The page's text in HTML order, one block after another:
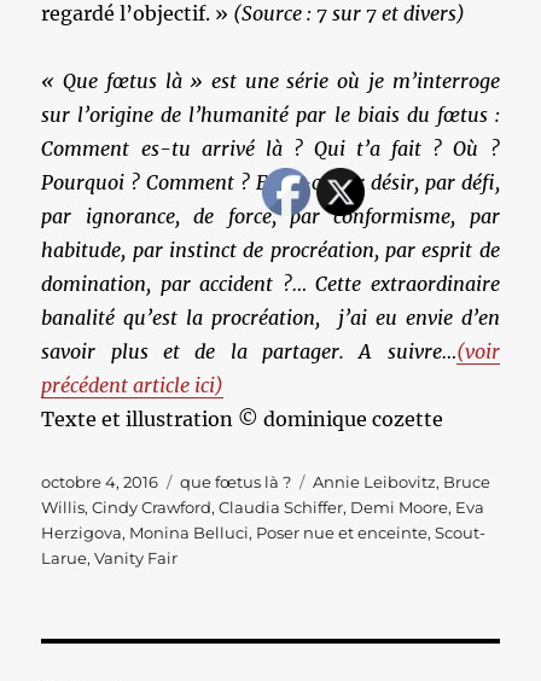
regardé l’objectif. » (Source : 7 sur 7 et divers)
« Que fœtus là » est une série où je m’interroge
sur l’origine de l’humanité par le biais du fœtus :
Comment es-tu arrivé là ? Qui t’a fait ? Où ?
Pourquoi ? Comment ? Etait-ce par désir, par défi,
par ignorance, de force, par conformisme, par
habitude, par instinct de procréation, par esprit de
domination, par accident ?… Cette extraordinaire
banalité qu’est la procréation, j’ai eu envie d’en
savoir plus et de la partager. A suivre…(voir
précédent article ici)
Texte et illustration © dominique cozette
Publié
le
octobre 4, 2016 Catégories
que fœtus là ? Étiquettes
Annie Leibovitz, Bruce
Willis,Cindy Crawford,Claudia Schiffer, Demi Moore, Eva
Herzigova, Monina Belluci, Poser nue et enceinte,Scout-
Larue,Vanity Fair